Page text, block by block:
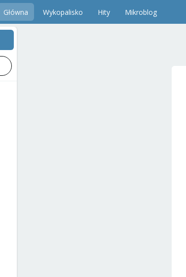
Główna Wykopalisko Hity Mikroblog